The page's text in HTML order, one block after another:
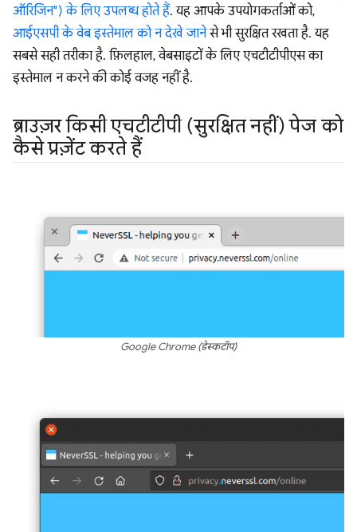
ऑरिजिन") के लिए उपलब्ध होते हैं. यह आपके उपयोगकर्ताओं को,
आईएसपी के वेब इस्तेमाल को न देखे जानेसे भी सुरक्षित रखता है. यह
सबसे सही तरीका है. फ़िलहाल, वेबसाइटों के लिए एचटीटीपीएस का
इस्तेमाल न करने की कोई वजह नहीं है.
ब्राउज़र किसी एचटीटीपी (सुरक्षित नहीं) पेज को
कैसे प्रज़ेंट करते हैं
Google Chrome (डेस्कटॉप)